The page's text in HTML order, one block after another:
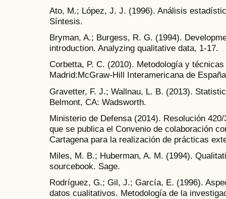
Ato, M.; López, J. J. (1996). Análisis
Síntesis.
Bryman, A.; Burgess, R. G. (1994).
introduction. Analyzing qualitative data, 1-17.
Corbetta, P. C. (2010). Metodología y
Madrid:McGraw-Hill Interamericana de
Gravetter, F. J.; Wallnau, L. B. (2013).
Belmont, CA: Wadsworth.
Ministerio de Defensa (2014). Resolución
que se publica el Convenio de colaboración
Cartagena para la realización de prácticas
Miles, M. B.; Huberman, A. M. (1994).
sourcebook. Sage.
Rodríguez, G.; Gil, J.; García, E. (1996).
datos cualitativos. Metodología de la